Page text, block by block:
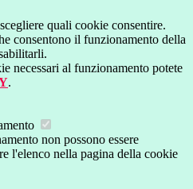
quali cookie consentire.
consentono il funzionamento della
necessari al funzionamento potete
.
non possono essere
l'elenco nella pagina della cookie